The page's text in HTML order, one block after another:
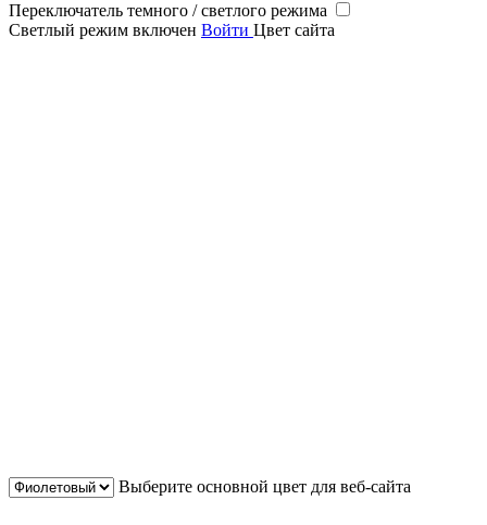
Переключатель темного / светлого режима
Светлый режим включен Войти Цвет сайта
Выберите основной цвет для веб-сайта